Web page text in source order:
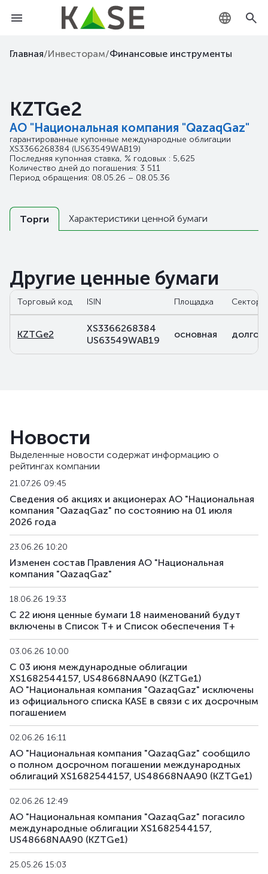
KZ
Главная/Инвесторам/Финансовые инструменты
KZTGe2
АО "Национальная компания "QazaqGaz"
гарантированные купонные международные облигации
XS3366268384 (US63549WAB19)
Последняя купонная ставка, % годовых : 5,625
Количество дней до погашения: 3 511
Период обращения: 08.05.26 – 08.05.36
Торги Характеристики ценной бумаги
Другие ценные бумаги
Торговый код ISIN Площадка Сектор
KZTGe2
XS3366268384
US63549WAB19
основная
Новости
Выделенные новости содержат информацию о
рейтингах компании
21.07.26 09:45
Сведения об акциях и акционерах АО "Национальная
компания "QazaqGaz" по состоянию на 01 июля
2026 года
23.06.26 10:20
Изменен состав Правления АО "Национальная
компания "QazaqGaz"
18.06.26 19:33
С 22 июня ценные бумаги 18 наименований будут
включены в Список Т+ и Список обеспечения Т+
03.06.26 10:00
С 03 июня международные облигации
XS1682544157, US48668NAA90 (KZTGe1)
АО "Национальная компания "QazaqGaz" исключены
из официального списка KASE в связи с их досрочным
погашением
02.06.26 16:11
АО "Национальная компания "QazaqGaz" сообщило
о полном досрочном погашении международных
облигаций XS1682544157, US48668NAA90 (KZTGe1)
02.06.26 12:49
АО "Национальная компания "QazaqGaz" погасило
международные облигации XS1682544157,
US48668NAA90 (KZTGe1)
25.05.26 15:03